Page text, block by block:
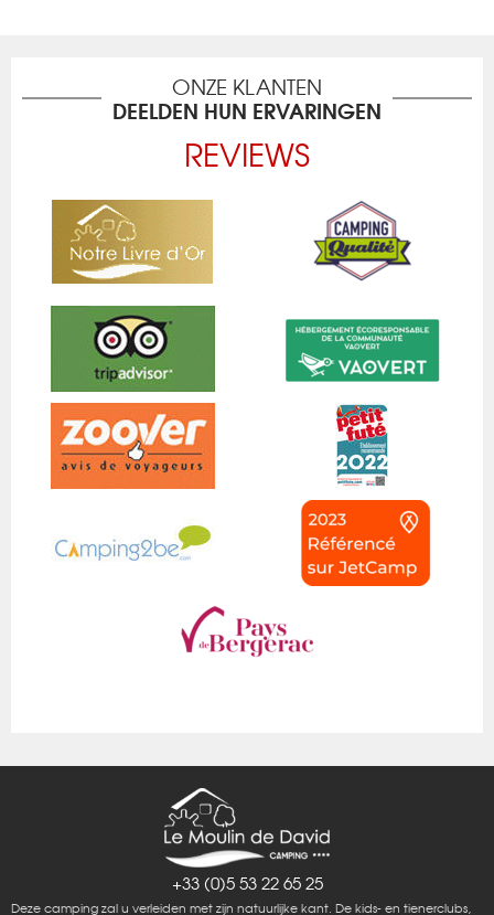
ONZE KLANTEN
DEELDEN HUN ERVARINGEN
REVIEWS
+33 (0)5 53 22 65 25
Deze camping zal u verleiden met zijn natuurlijke kant. De kids- en tienerclubs,